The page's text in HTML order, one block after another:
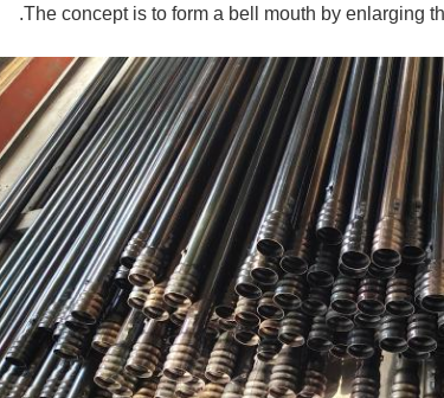
The concept is to form a bell mouth by enlarging